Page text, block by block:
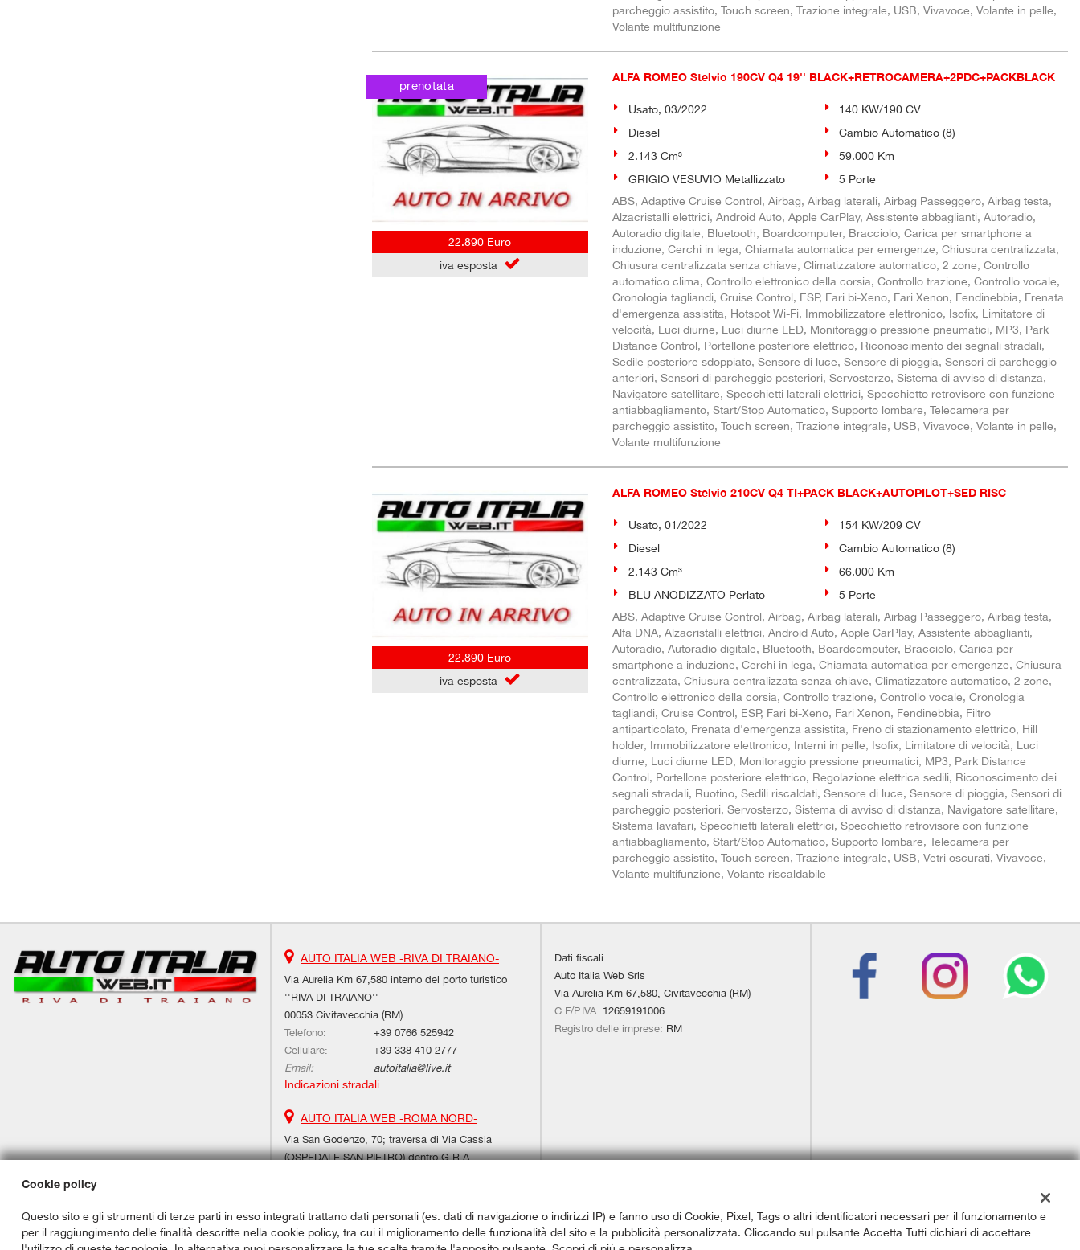
parcheggio assistito, Touch screen, Trazione integrale, USB, Vivavoce, Volante in pelle,
Volante multifunzione
22.890 Euro
iva esposta
prenotata
ALFA ROMEO Stelvio 190CV Q4 19'' BLACK+RETROCAMERA+2PDC+PACKBLACK
Usato, 03/2022
140 KW/190 CV
Diesel
Cambio Automatico (8)
2.143 Cm³
59.000 Km
GRIGIO VESUVIO Metallizzato
5 Porte
ABS, Adaptive Cruise Control, Airbag, Airbag laterali, Airbag Passeggero, Airbag testa,
Alzacristalli elettrici, Android Auto, Apple CarPlay, Assistente abbaglianti, Autoradio,
Autoradio digitale, Bluetooth, Boardcomputer, Bracciolo, Carica per smartphone a
induzione, Cerchi in lega, Chiamata automatica per emergenze, Chiusura centralizzata,
Chiusura centralizzata senza chiave, Climatizzatore automatico, 2 zone, Controllo
automatico clima, Controllo elettronico della corsia, Controllo trazione, Controllo vocale,
Cronologia tagliandi, Cruise Control, ESP, Fari bi-Xeno, Fari Xenon, Fendinebbia, Frenata
d'emergenza assistita, Hotspot Wi-Fi, Immobilizzatore elettronico, Isofix, Limitatore di
velocità, Luci diurne, Luci diurne LED, Monitoraggio pressione pneumatici, MP3, Park
Distance Control, Portellone posteriore elettrico, Riconoscimento dei segnali stradali,
Sedile posteriore sdoppiato, Sensore di luce, Sensore di pioggia, Sensori di parcheggio
anteriori, Sensori di parcheggio posteriori, Servosterzo, Sistema di avviso di distanza,
Navigatore satellitare, Specchietti laterali elettrici, Specchietto retrovisore con funzione
antiabbagliamento, Start/Stop Automatico, Supporto lombare, Telecamera per
parcheggio assistito, Touch screen, Trazione integrale, USB, Vivavoce, Volante in pelle,
Volante multifunzione
22.890 Euro
iva esposta
ALFA ROMEO Stelvio 210CV Q4 TI+PACK BLACK+AUTOPILOT+SED RISC
Usato, 01/2022
154 KW/209 CV
Diesel
Cambio Automatico (8)
2.143 Cm³
66.000 Km
BLU ANODIZZATO Perlato
5 Porte
ABS, Adaptive Cruise Control, Airbag, Airbag laterali, Airbag Passeggero, Airbag testa,
Alfa DNA, Alzacristalli elettrici, Android Auto, Apple CarPlay, Assistente abbaglianti,
Autoradio, Autoradio digitale, Bluetooth, Boardcomputer, Bracciolo, Carica per
smartphone a induzione, Cerchi in lega, Chiamata automatica per emergenze, Chiusura
centralizzata, Chiusura centralizzata senza chiave, Climatizzatore automatico, 2 zone,
Controllo elettronico della corsia, Controllo trazione, Controllo vocale, Cronologia
tagliandi, Cruise Control, ESP, Fari bi-Xeno, Fari Xenon, Fendinebbia, Filtro
antiparticolato, Frenata d'emergenza assistita, Freno di stazionamento elettrico, Hill
holder, Immobilizzatore elettronico, Interni in pelle, Isofix, Limitatore di velocità, Luci
diurne, Luci diurne LED, Monitoraggio pressione pneumatici, MP3, Park Distance
Control, Portellone posteriore elettrico, Regolazione elettrica sedili, Riconoscimento dei
segnali stradali, Ruotino, Sedili riscaldati, Sensore di luce, Sensore di pioggia, Sensori di
parcheggio posteriori, Servosterzo, Sistema di avviso di distanza, Navigatore satellitare,
Sistema lavafari, Specchietti laterali elettrici, Specchietto retrovisore con funzione
antiabbagliamento, Start/Stop Automatico, Supporto lombare, Telecamera per
parcheggio assistito, Touch screen, Trazione integrale, USB, Vetri oscurati, Vivavoce,
Volante multifunzione, Volante riscaldabile
AUTO ITALIA WEB -RIVA DI TRAIANO-
Via Aurelia Km 67,580 interno del porto turistico
''RIVA DI TRAIANO''
00053 Civitavecchia (RM)
Telefono:
+39 0766 525942
Cellulare:
+39 338 410 2777
Email:
autoitalia@live.it
Indicazioni stradali
AUTO ITALIA WEB -ROMA NORD-
Via San Godenzo, 70; traversa di Via Cassia
(OSPEDALE SAN PIETRO) dentro G.R.A.
Ufficio:
06 24408587
Email:
autoitaliaweb@hotmail.com
Indicazioni stradali
Dati fiscali:
Auto Italia Web Srls
Via Aurelia Km 67,580, Civitavecchia (RM)
C.F/P.IVA: 12659191006
Registro delle imprese: RM
Cookie policy
Questo sito e gli strumenti di terze parti in esso integrati trattano dati personali (es. dati di navigazione o indirizzi IP) e fanno uso di Cookie, Pixel, Tags o altri identificatori necessari per il funzionamento e
per il raggiungimento delle finalità descritte nella cookie policy, tra cui il miglioramento delle funzionalità del sito e la pubblicità personalizzata. Cliccando sul pulsante Accetta Tutti dichiari di accettare